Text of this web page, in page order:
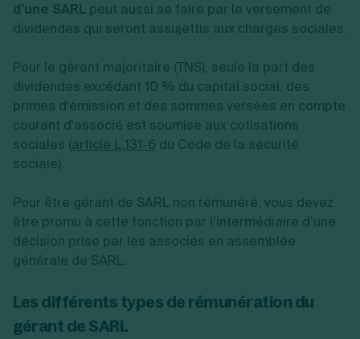
d’une SARL peut aussi se faire par le versement de
dividendes qui seront assujettis aux charges sociales.
Pour le gérant majoritaire (TNS), seule la part des
dividendes excédant 10 % du capital social, des
primes d'émission et des sommes versées en compte
courant d'associé est soumise aux cotisations
sociales (article L.131-6 du Code de la sécurité
sociale).
Pour être gérant de SARL non rémunéré, vous devez
être promu à cette fonction par l’intermédiaire d’une
décision prise par les associés en assemblée
générale de SARL.
Les différents types de rémunération du
gérant de SARL